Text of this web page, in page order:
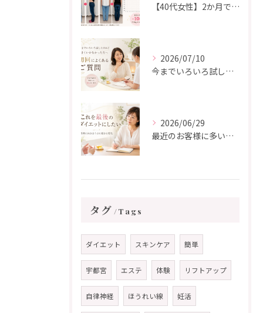
【40代女性】2か月で10kg減！「このままではいけない」と決意した耳つぼダイエット成功事例
2026/07/10
今までいろいろ試してもうまくいかなかった方から、初回によくいただくご質問
2026/06/29
最近のお客様に多い「これを最後のダイエットにしたい」という想い
タグ Tags
ダイエット スキンケア 簡単
宇都宮 エステ 体験 リフトアップ
自律神経 ほうれい線 妊活